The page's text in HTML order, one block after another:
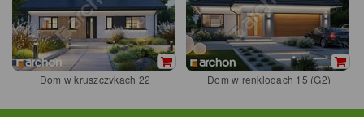
Dom w kruszczykach 22 Dom w renklodach 15 (G2)